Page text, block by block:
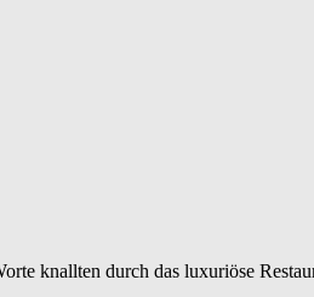
knallten durch das luxuriöse